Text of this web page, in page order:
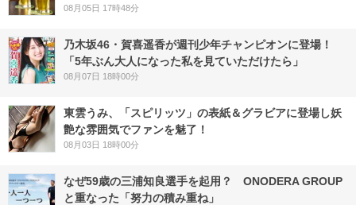
08月05日 17時48分
乃木坂46・賀喜遥香が週刊少年チャンピオンに登場！
「5年ぶん大人になった私を見ていただけたら」
08月07日 18時00分
東雲うみ、「スピリッツ」の表紙＆グラビアに登場し妖
艶な雰囲気でファンを魅了！
08月03日 18時00分
なぜ59歳の三浦知良選手を起用？ ONODERA GROUP
と重なった「努力の積み重ね」